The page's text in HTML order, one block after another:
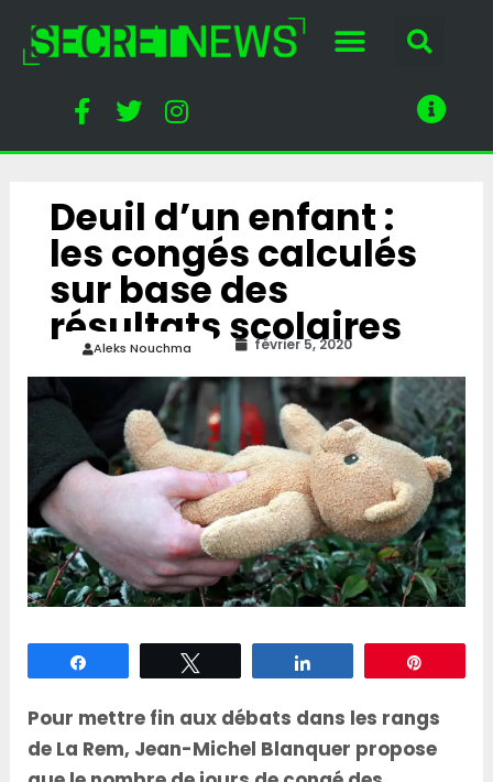
Deuil d’un enfant :
les congés calculés
sur base des
résultats scolaires
Aleks Nouchma février 5, 2020
Pour mettre fin aux débats dans les rangs
de La Rem, Jean-Michel Blanquer propose